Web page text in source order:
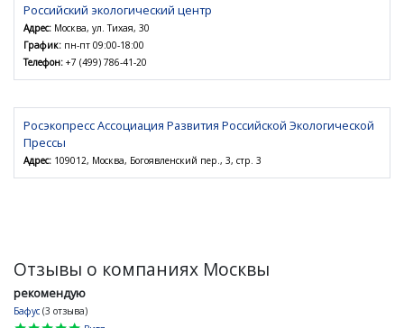
Российский экологический центр
Адрес: Москва, ул. Тихая, 30
График: пн-пт 09:00-18:00
Телефон: +7 (499) 786-41-20
Росэкопресс Ассоциация Развития Российской Экологической
Прессы
Адрес: 109012, Москва, Богоявленский пер., 3, стр. 3
Отзывы о компаниях Москвы
рекомендую
Бафус (3 отзыва)